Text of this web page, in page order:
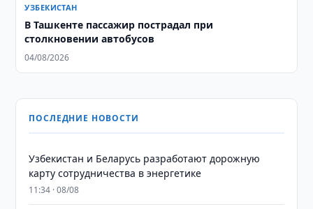
УЗБЕКИСТАН
В Ташкенте пассажир пострадал при
столкновении автобусов
04/08/2026
ПОСЛЕДНИЕ НОВОСТИ
Узбекистан и Беларусь разработают дорожную
карту сотрудничества в энергетике
11:34 · 08/08